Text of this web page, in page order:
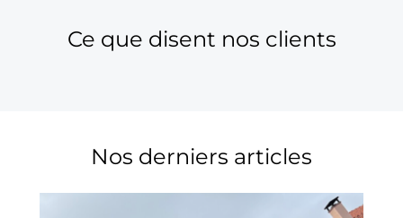
Ce que disent nos clients
Nos derniers articles